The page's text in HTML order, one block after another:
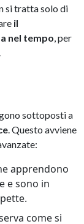
si tratta solo di
il
nel tempo, per
sottoposti a
. Questo avviene
apprendono
e sono in
come si